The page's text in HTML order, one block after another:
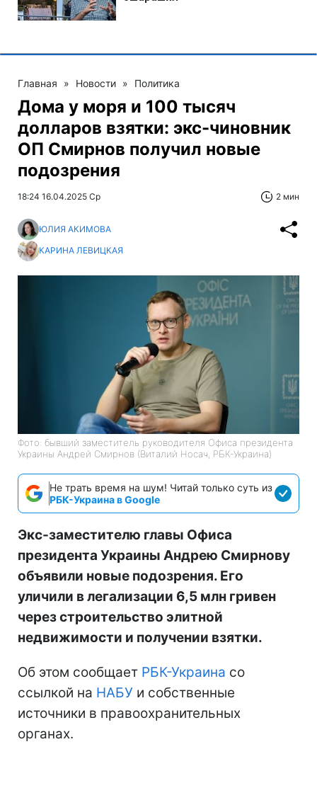
Главная » Новости » Политика
Дома у моря и 100 тысяч
долларов взятки: экс-чиновник
ОП Смирнов получил новые
подозрения
18:24 16.04.2025 Ср 2 мин
ЮЛИЯ АКИМОВА
КАРИНА ЛЕВИЦКАЯ
Фото: бывший заместитель руководителя Офиса президента
Украины Андрей Смирнов (Виталий Носач, РБК-Украина)
Не трать время на шум! Читай только суть из
РБК-Украина в Google
Экс-заместителю главы Офиса
президента Украины Андрею Смирнову
объявили новые подозрения. Его
уличили в легализации 6,5 млн гривен
через строительство элитной
недвижимости и получении взятки.
Об этом сообщает РБК-Украина со
ссылкой на НАБУ и собственные
источники в правоохранительных
органах.